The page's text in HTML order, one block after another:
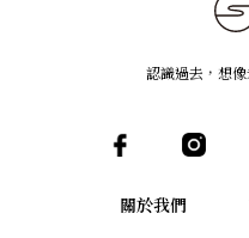
認識過去，想
關於我們